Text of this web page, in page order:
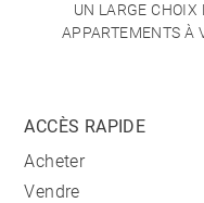
UN LARGE CHOIX
APPARTEMENTS À
ACCÈS RAPIDE
Acheter
Vendre